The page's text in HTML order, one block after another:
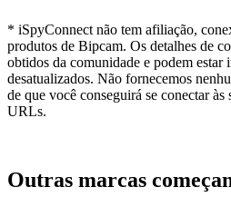
* iSpyConnect não tem afiliação,
produtos de Bipcam. Os detalhes de
obtidos da comunidade e podem estar
desatualizados. Não fornecemos
de que você conseguirá se conectar às
URLs.
Outras marcas